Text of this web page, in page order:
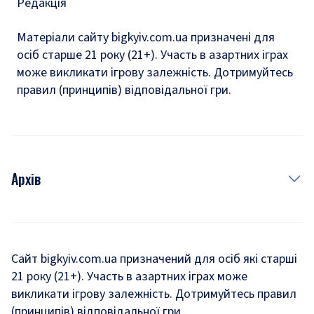
Матеріали сайту bigkyiv.com.ua призначені для
осіб старше 21 року (21+). Участь в азартних іграх
може викликати ігрову залежність. Дотримуйтесь
правил (принципів) відповідальної гри.
Архів
Комуналка
Хроніки війни
Сайт bigkyiv.com.ua призначений для осіб які старші
21 року (21+). Участь в азартних іграх може
викликати ігрову залежність. Дотримуйтесь правил